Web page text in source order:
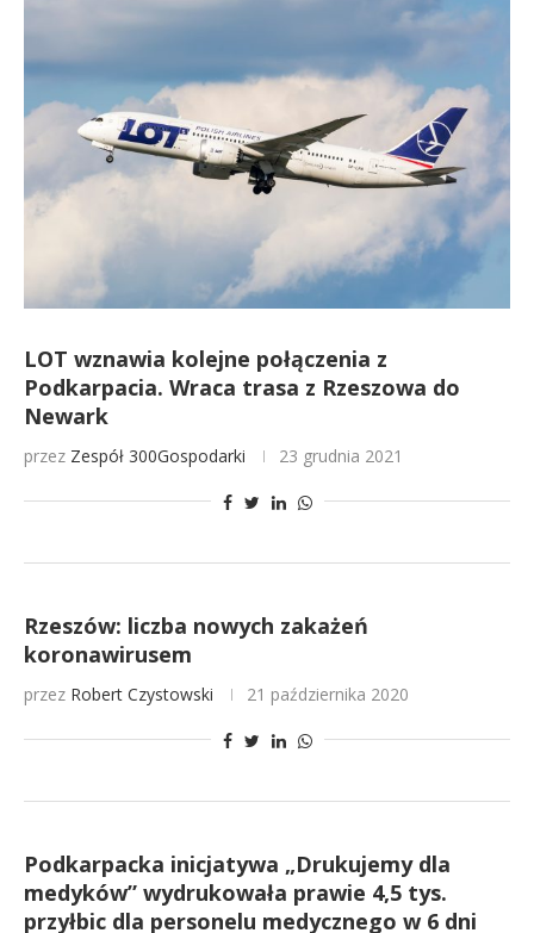
LOT wznawia kolejne połączenia z
Podkarpacia. Wraca trasa z Rzeszowa do
Newark
przez Zespół 300Gospodarki 23 grudnia 2021
Rzeszów: liczba nowych zakażeń
koronawirusem
przez Robert Czystowski 21 października 2020
Podkarpacka inicjatywa „Drukujemy dla
medyków” wydrukowała prawie 4,5 tys.
przyłbic dla personelu medycznego w 6 dni